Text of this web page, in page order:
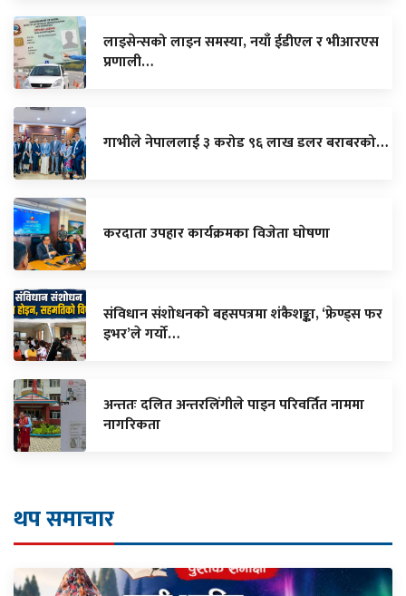
लाइसेन्सको लाइन समस्या, नयाँ ईडीएल र भीआरएस
प्रणाली…
गाभीले नेपाललाई ३ करोड ९६ लाख डलर बराबरको…
करदाता उपहार कार्यक्रमका विजेता घाेषणा
संविधान संशोधनको बहसपत्रमा शंकैशङ्का, ‘फ्रेण्ड्स फर
इभर’ले गर्यो…
अन्ततः दलित अन्तरलिंगीले पाइन परिवर्तित नाममा
नागरिकता
थप समाचार